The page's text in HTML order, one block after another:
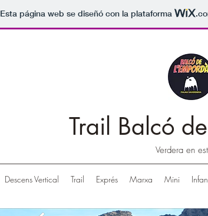
Esta página web se diseñó con la plataforma
Trail Balcó
Verdera en
Descens Vertical Trail Exprés Marxa Mini